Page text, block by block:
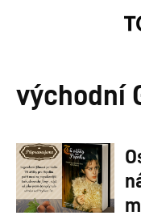
východní